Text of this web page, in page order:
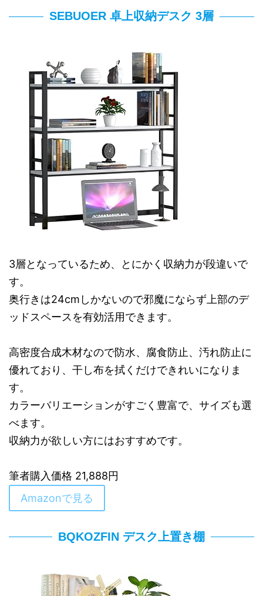
SEBUOER 卓上収納デスク 3層
3層となっているため、とにかく収納力が段違いで
す。
奥行きは24cmしかないので邪魔にならず上部のデ
ッドスペースを有効活用できます。
高密度合成木材なので防水、腐食防止、汚れ防止に
優れており、干し布を拭くだけできれいになりま
す。
カラーバリエーションがすごく豊富で、サイズも選
べます。
収納力が欲しい方にはおすすめです。
筆者購入価格 21,888円
Amazonで見る
BQKOZFIN デスク上置き棚